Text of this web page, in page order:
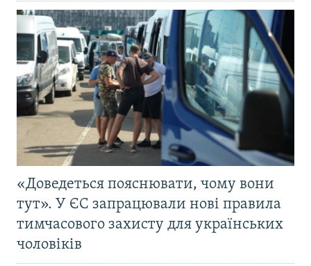
«Доведеться пояснювати, чому вони
тут». У ЄС запрацювали нові правила
тимчасового захисту для українських
чоловіків